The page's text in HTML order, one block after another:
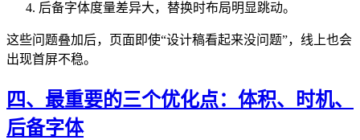
后备字体度量差异大，替换时布局明显跳动。
这些问题叠加后，页面即使“设计稿看起来没问题”，线上也会
出现首屏不稳。
四、最重要的三个优化点：体积、时机、
后备字体